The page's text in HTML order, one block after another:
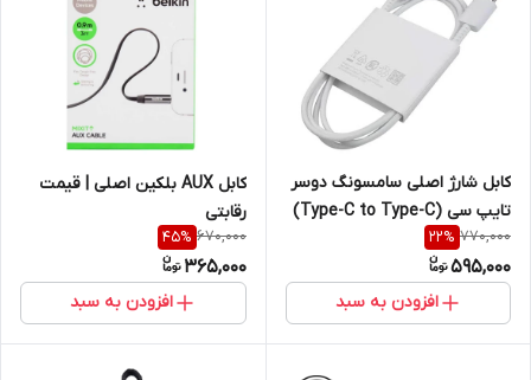
کابل شارژ اصلی سامسونگ دوسر
تایپ سی (Type-C to Type-C)
- کیفیت سر کارتنی ویتنام
(مشکی و سفید) نقد و اقساط
770,000
22%
595,000
افزودن به سبد
کابل AUX بلکین اصلی | قیمت
رقابتی
670,000
45%
365,000
افزودن به سبد